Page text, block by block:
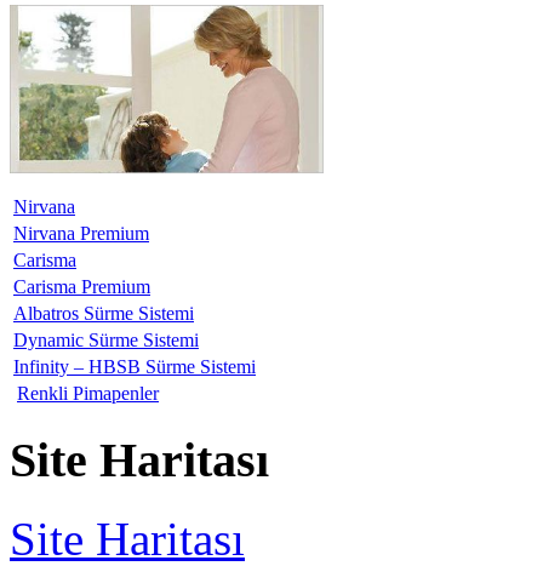
Nirvana
Nirvana Premium
Carisma
Carisma Premium
Albatros Sürme Sistemi
Dynamic Sürme Sistemi
Infinity – HBSB Sürme Sistemi
Renkli Pimapenler
Site Haritası
Site Haritası